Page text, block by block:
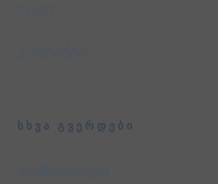
ᲡᲮᲕᲐ ᲒᲕᲔᲠᲓᲔᲑᲘ